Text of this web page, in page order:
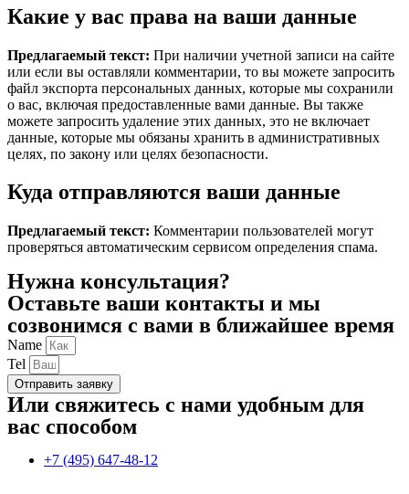
Какие у вас права на ваши данные
Предлагаемый текст: При наличии учетной записи на сайте
или если вы оставляли комментарии, то вы можете запросить
файл экспорта персональных данных, которые мы сохранили
о вас, включая предоставленные вами данные. Вы также
можете запросить удаление этих данных, это не включает
данные, которые мы обязаны хранить в административных
целях, по закону или целях безопасности.
Куда отправляются ваши данные
Предлагаемый текст: Комментарии пользователей могут
проверяться автоматическим сервисом определения спама.
Нужна консультация?
Оставьте ваши контакты и мы
созвонимся с вами в ближайшее время
Name
Tel
Отправить заявку
Или свяжитесь с нами удобным для
вас способом
+7 (495) 647-48-12